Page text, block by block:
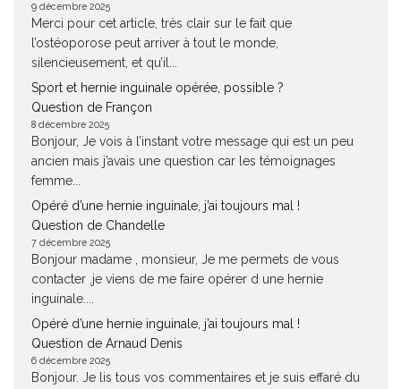
9 décembre 2025
Merci pour cet article, très clair sur le fait que
l’ostéoporose peut arriver à tout le monde,
silencieusement, et qu’il...
Sport et hernie inguinale opérée, possible ?
Question de Françon
8 décembre 2025
Bonjour, Je vois à l’instant votre message qui est un peu
ancien mais j’avais une question car les témoignages
femme...
Opéré d’une hernie inguinale, j’ai toujours mal !
Question de Chandelle
7 décembre 2025
Bonjour madame , monsieur, Je me permets de vous
contacter ,je viens de me faire opérer d une hernie
inguinale....
Opéré d’une hernie inguinale, j’ai toujours mal !
Question de Arnaud Denis
6 décembre 2025
Bonjour. Je lis tous vos commentaires et je suis effaré du